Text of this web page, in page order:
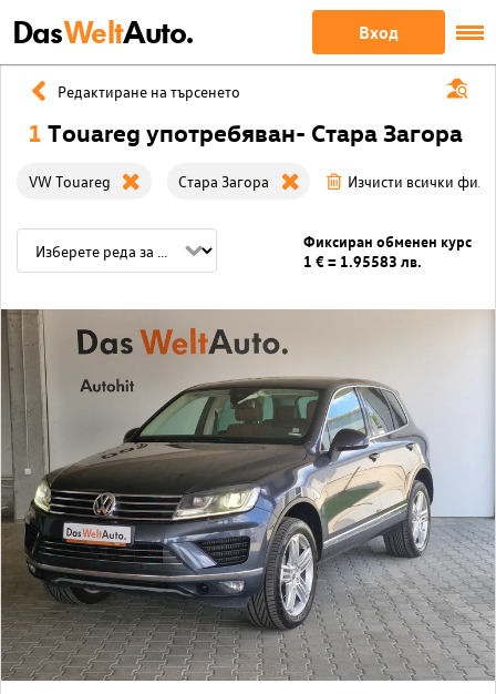
DasWeltAuto. Вход
Редактиране на търсенето
1 Touareg употребяван- Стара Загора
VW Touareg Стара Загора Изчисти всички
Фиксиран обменен курс
1 € = 1.95583 лв.